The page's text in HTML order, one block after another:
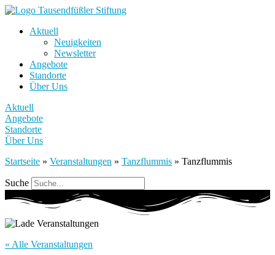
Aktuell
Neuigkeiten
Newsletter
Angebote
Standorte
Über Uns
Aktuell
Angebote
Standorte
Über Uns
Startseite » Veranstaltungen » Tanzflummis » Tanzflummis
Suche
« Alle Veranstaltungen